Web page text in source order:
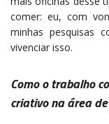
comer: eu, com
minhas pesquisas
vivenciar isso.
Como o trabalho
criativo na área